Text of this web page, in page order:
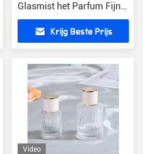
Glasmist het Parfum Fijne
Spuitbus Lege 10000pcs
Krijg Beste Prijs
Video